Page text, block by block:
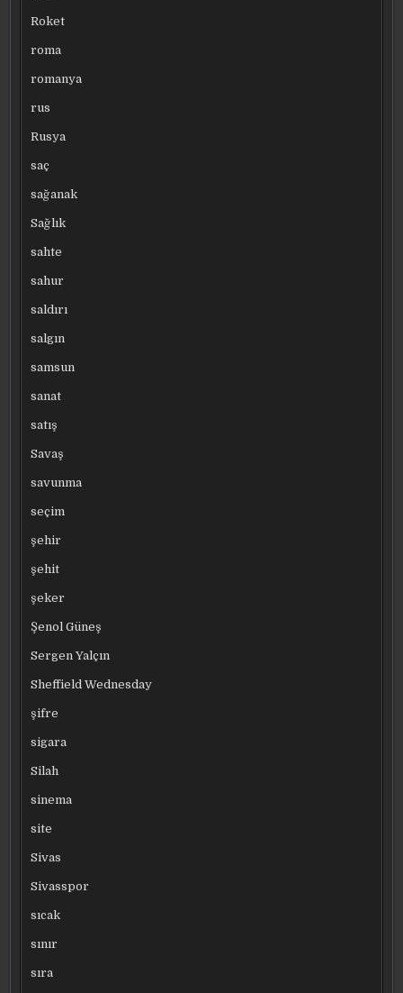
Roket
roma
romanya
rus
Rusya
saç
sağanak
Sağlık
sahte
sahur
saldırı
salgın
samsun
sanat
satış
Savaş
savunma
seçim
şehir
şehit
şeker
Şenol Güneş
Sergen Yalçın
Sheffield Wednesday
şifre
sigara
Silah
sinema
site
Sivas
Sivasspor
sıcak
sınır
sıra